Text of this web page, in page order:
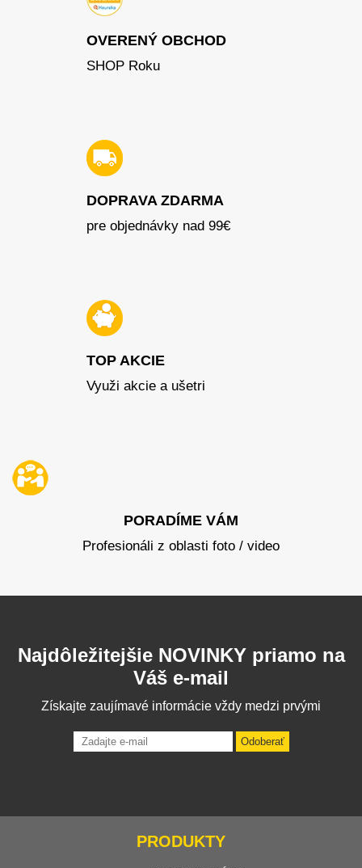
OVERENÝ OBCHOD
SHOP Roku
DOPRAVA ZDARMA
pre objednávky nad 99€
TOP AKCIE
Využi akcie a ušetri
PORADÍME VÁM
Profesionáli z oblasti foto / video
Najdôležitejšie NOVINKY priamo na
Váš e-mail
Získajte zaujímavé informácie vždy medzi prvými
Odoberať
PRODUKTY